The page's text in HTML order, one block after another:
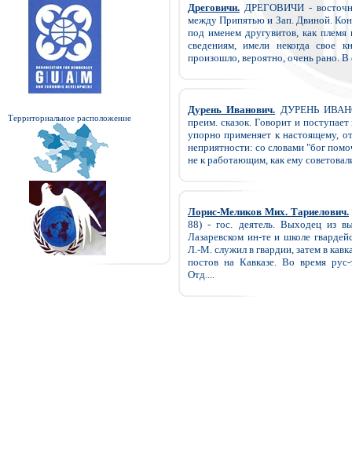
Территориальное расположение
Дреговичи. ДРЕГОВИЧИ -
между Припятью и Зап. Двиной.
под именем другувитов, как
сведениям, имели некогда свое
произошло, вероятно, очень рано. В
Дурень Иванович. ДУРЕНЬ
преим. сказок. Говорит и
упорно применяет к настоящему,
неприятности: со словами "бог
не к работающим, как ему
Лорис-Меликов Мих. Тариелович.
88) - гос. деятель. Выходец из
Лазаревском ин-те и школе
Л.-М. служил в гвардии, затем в
постов на Кавказе. Во время
Отд....